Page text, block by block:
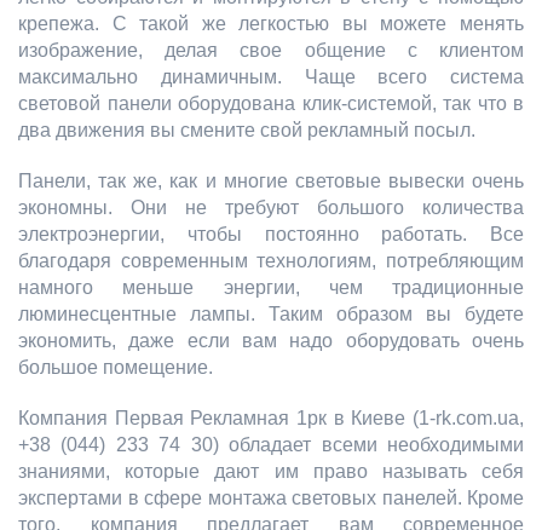
крепежа. С такой же легкостью вы можете менять
изображение, делая свое общение с клиентом
максимально динамичным. Чаще всего система
световой панели оборудована клик-системой, так что в
два движения вы смените свой рекламный посыл.
Панели, так же, как и многие световые вывески очень
экономны. Они не требуют большого количества
электроэнергии, чтобы постоянно работать. Все
благодаря современным технологиям, потребляющим
намного меньше энергии, чем традиционные
люминесцентные лампы. Таким образом вы будете
экономить, даже если вам надо оборудовать очень
большое помещение.
Компания Первая Рекламная 1рк в Киеве (1-rk.com.ua,
+38 (044) 233 74 30) обладает всеми необходимыми
знаниями, которые дают им право называть себя
экспертами в сфере монтажа световых панелей. Кроме
того, компания предлагает вам современное